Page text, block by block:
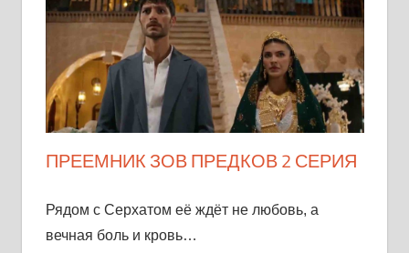
ПРЕЕМНИК ЗОВ ПРЕДКОВ 2 СЕРИЯ
Рядом с Серхатом её ждёт не любовь, а
вечная боль и кровь…